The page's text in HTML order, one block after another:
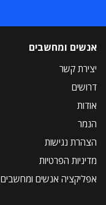
אנשים ומחשבים
יצירת קשר
דרושים
אודות
הנמר
הצהרת נגישות
מדיניות הפרטיות
אפליקציה אנשים ומחשבים